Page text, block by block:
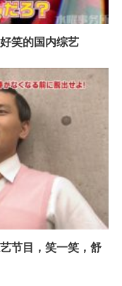
笑的国内综艺
节目，笑一笑，舒